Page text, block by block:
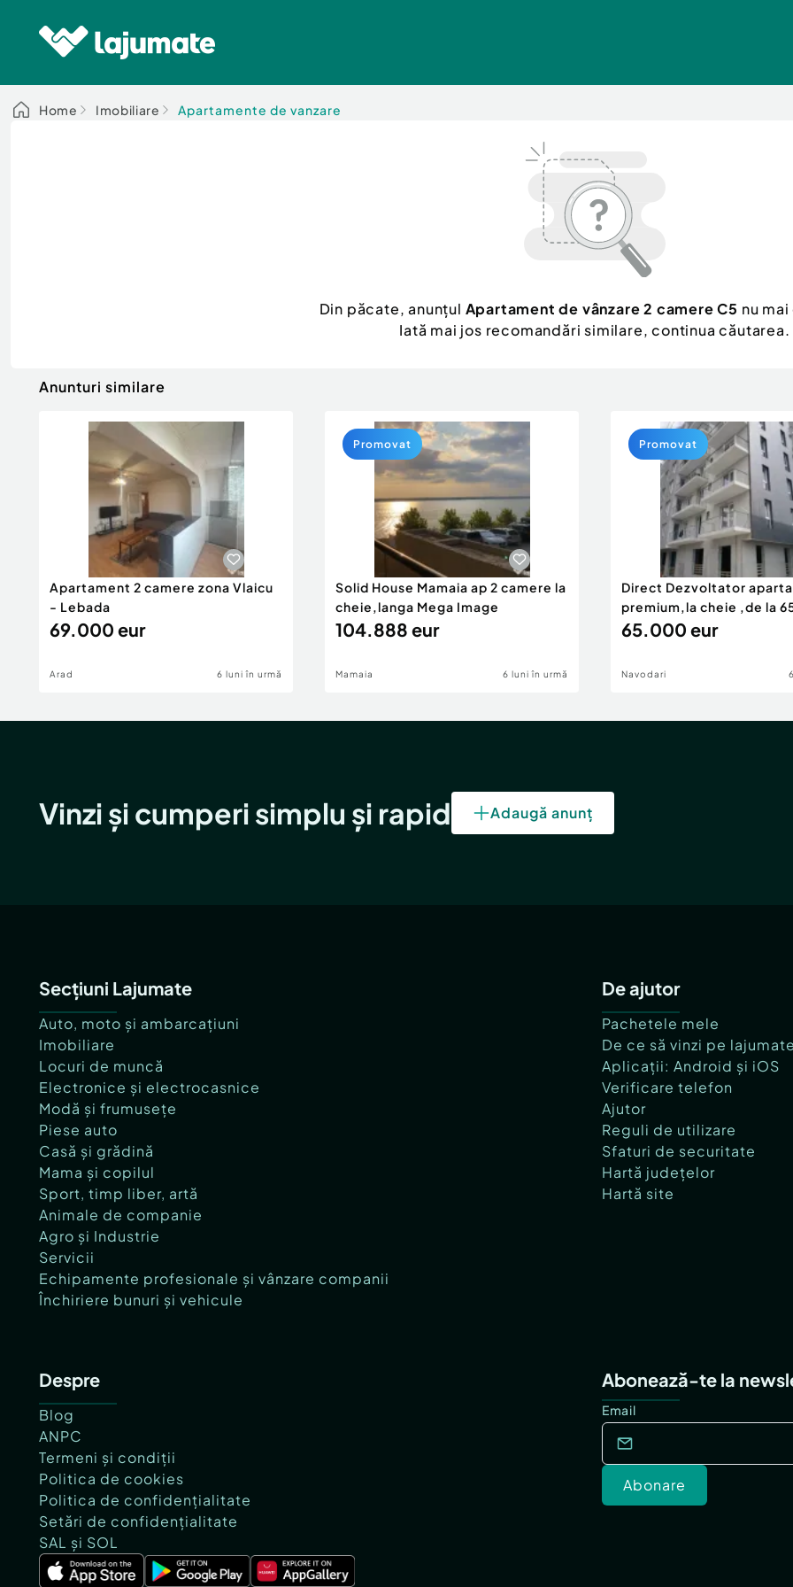
Home Imobiliare Apartamente de vanzare
Din păcate, anunțul Apartament de vânzare 2 camere C5 nu
Iată mai jos recomandări similare, continua căutarea.
Anunturi similare
Apartament 2 camere zona Vlaicu
- Lebada
69.000 eur
Arad 6 luni în urmă
Solid House Mamaia ap 2 camere la
cheie,langa Mega Image
104.888 eur
Mamaia 6 luni în urmă
Promovat
Direct Dezvoltator
premium,la cheie ,de la
eur
65.000 eur
Navodari
Promovat
Vinzi și cumperi simplu și rapid Adaugă anunț
Secțiuni Lajumate
Auto, moto și ambarcațiuni
Imobiliare
Locuri de muncă
Electronice și electrocasnice
Modă și frumusețe
Piese auto
Casă și grădină
Mama și copilul
Sport, timp liber, artă
Animale de companie
Agro și Industrie
Servicii
Echipamente profesionale și vânzare companii
Închiriere bunuri și vehicule
De ajutor
Pachetele mele
De ce să vinzi pe
Aplicații: Android și iOS
Verificare telefon
Ajutor
Reguli de utilizare
Sfaturi de securitate
Hartă județelor
Hartă site
Despre
Blog
ANPC
Termeni și condiții
Politica de cookies
Politica de confidențialitate
Setări de confidențialitate
SAL și SOL
Abonează-te la
Email
Abonare